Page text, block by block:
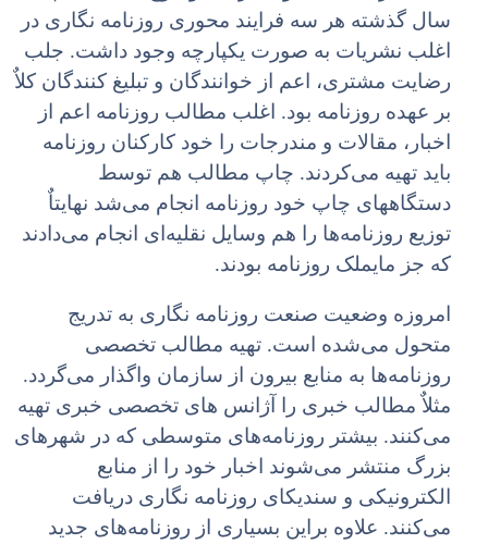
سال گذشته هر سه فرایند محوری روزنامه نگاری در
اغلب نشریات به صورت یکپارچه وجود داشت. جلب
رضایت مشتری، اعم از خوانندگان و تبلیغ کنندگان کلاٌ
بر عهده روزنامه بود. اغلب مطالب روزنامه اعم از
اخبار، مقالات و مندرجات را خود کارکنان روزنامه
باید تهیه می‌کردند. چاپ مطالب هم توسط
دستگاههای چاپ خود روزنامه انجام می‌شد نهایتاٌ
توزیع روزنامه‌ها را هم وسایل نقلیه‌ای انجام می‌دادند
که جز مایملک روزنامه بودند.
امروزه وضعیت صنعت روزنامه نگاری به تدریج
متحول می‌شده است. تهیه مطالب تخصصی
روزنامه‌ها به منابع بیرون از سازمان واگذار می‌گردد.
مثلاٌ مطالب خبری را آژانس های تخصصی خبری تهیه
می‌کنند. بیشتر روزنامه‌های متوسطی که در شهرهای
بزرگ منتشر می‌شوند اخبار خود را از منابع
الکترونیکی و سندیکای روزنامه نگاری دریافت
می‌کنند. علاوه براین بسیاری از روزنامه‌های جدید